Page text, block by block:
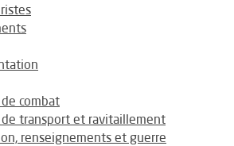
combat
transport et ravitaillement
renseignements et guerre